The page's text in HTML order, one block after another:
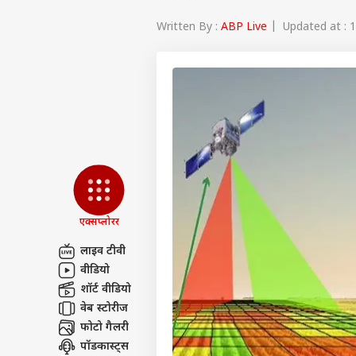
एक्सप्लोरर
लाइव टीवी
वीडियो
शॉर्ट वीडियो
वेब स्टोरीज
फोटो गैलरी
पॉडकास्ट्स
Written By : ABP Live | Updated at :
हॅलो गेस्ट
पर्सनल